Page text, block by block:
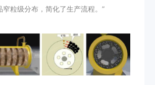
窄粒级分布，简化了生产流程。”